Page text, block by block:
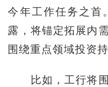
今年工作任务之首
露，将锚定拓展内
围绕重点领域投资持
比如，工行将围